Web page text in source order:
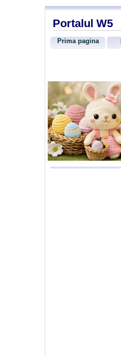
Portalul W5
Prima pagina